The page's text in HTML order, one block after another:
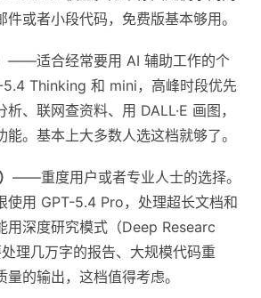
或者小段代码，免费版基本够用。
——适合经常要用 AI 辅助工作的个
5.4 Thinking 和 mini，高峰时段优先
、联网查资料、用 DALL·E 画图，
。基本上大多数人选这档就够了。
——重度用户或者专业人士的选择。
使用 GPT-5.4 Pro，处理超长文档和
用深度研究模式（Deep Researc
理几万字的报告、大规模代码重
的输出，这档值得考虑。